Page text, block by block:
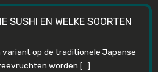
SUSHI EN WELKE SOORTEN
variant op de traditionele Japanse
worden […]